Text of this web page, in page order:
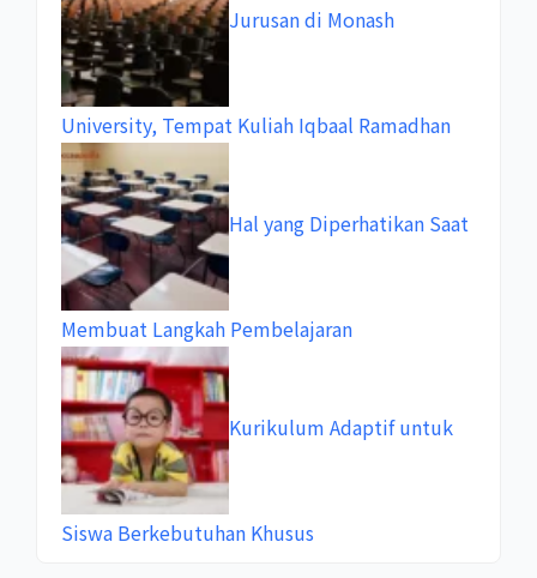
Jurusan di Monash
University, Tempat Kuliah Iqbaal Ramadhan
Hal yang Diperhatikan Saat
Membuat Langkah Pembelajaran
Kurikulum Adaptif untuk
Siswa Berkebutuhan Khusus